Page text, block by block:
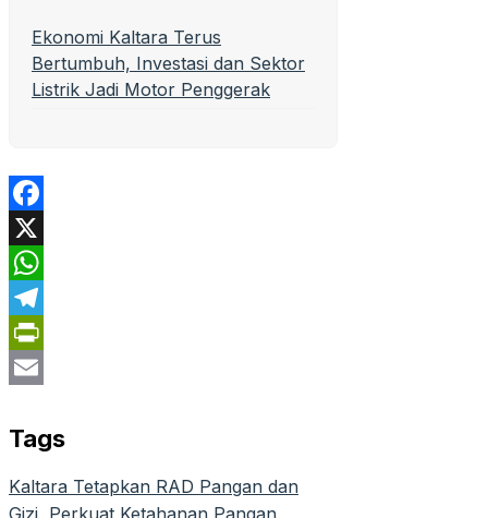
Ekonomi Kaltara Terus
Bertumbuh, Investasi dan Sektor
Listrik Jadi Motor Penggerak
Facebook
X
WhatsApp
Telegram
PrintFriendly
Tags
Kaltara Tetapkan RAD Pangan dan